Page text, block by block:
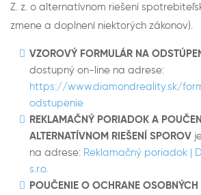
Z. z. o alternatívnom riešení
zmene a doplnení niektorých zákonov).
VZOROVÝ FORMULÁR NA
dostupný on-line na adrese:
https://www.diamondreality.sk/
odstupenie
REKLAMAČNÝ PORIADOK A
ALTERNATÍVNOM RIEŠENÍ SPOROV
na adrese: Reklamačný poriadok |
s.r.o.
POUČENIE O OCHRANE